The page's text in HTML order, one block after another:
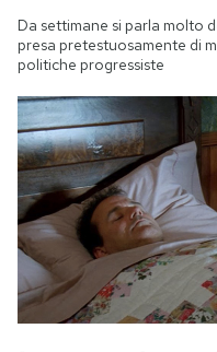
Da settimane si parla molto
presa pretestuosamente di
politiche progressiste